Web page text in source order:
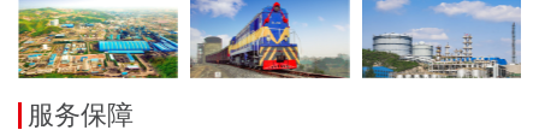
服务保障